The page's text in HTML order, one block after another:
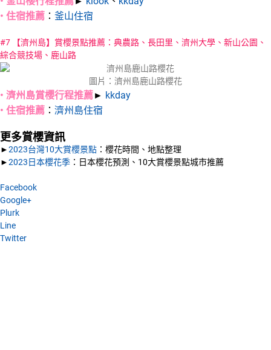
• 住宿推薦 ： 釜山住宿
#7 【濟州島】賞櫻景點推薦：典農路、長田里、濟州大學、新山公園、
綜合競技場、鹿山路
圖片：濟州島鹿山路櫻花
• 濟州島賞櫻行程推薦► kkday
• 住宿推薦 ： 濟州島住宿
更多賞櫻資訊
►2023台灣10大賞櫻景點 ：櫻花時間、地點整理
►2023日本櫻花季 ：日本櫻花預測、10大賞櫻景點城市推薦
Facebook
Google+
Plurk
Line
Twitter